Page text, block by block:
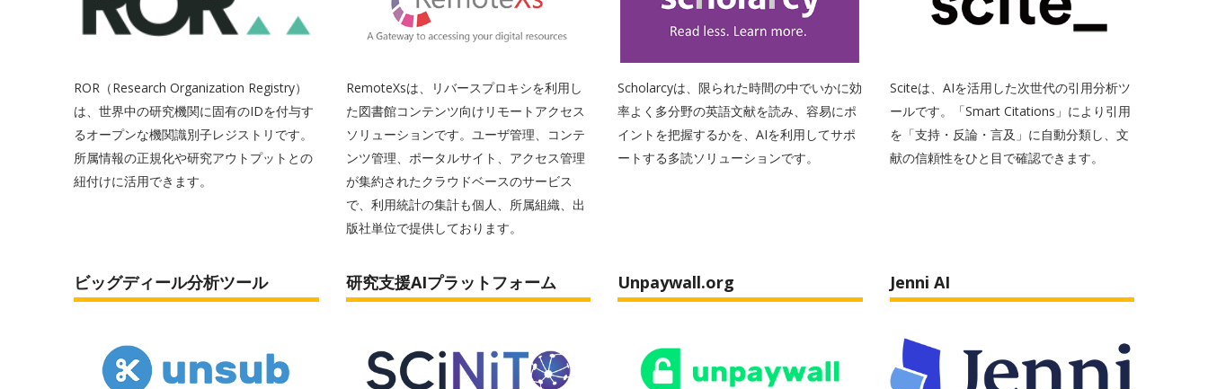
ROR（Research Organization Registry）
は、世界中の研究機関に固有のIDを付与す
るオープンな機関識別子レジストリです。
所属情報の正規化や研究アウトプットとの
紐付けに活用できます。
RemoteXsは、リバースプロキシを利用し
た図書館コンテンツ向けリモートアクセス
ソリューションです。ユーザ管理、コンテ
ンツ管理、ポータルサイト、アクセス管理
が集約されたクラウドベースのサービス
で、利用統計の集計も個人、所属組織、出
版社単位で提供しております。
Scholarcyは、限られた時間の中でいかに効
率よく多分野の英語文献を読み、容易にポ
イントを把握するかを、AIを利用してサポ
ートする多読ソリューションです。
Sciteは、AIを活用した次世代の引用分析ツ
ールです。「Smart Citations」により引用
を「支持・反論・言及」に自動分類し、文
献の信頼性をひと目で確認できます。
ビッグディール分析ツール 研究支援AIプラットフォーム Unpaywall.org Jenni AI